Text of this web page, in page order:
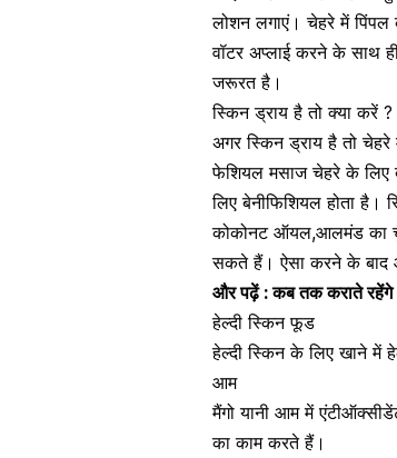
लोशन लगाएं। चेहरे में
वॉटर अप्लाई करने के साथ
जरूरत है।
स्किन ड्राय है तो क्या करें ?
अगर स्किन ड्राय है तो
फेशियल मसाज चेहरे के लिए
लिए बेनीफिशियल होता
कोकोनट ऑयल,आलमंड का
सकते हैं। ऐसा करने के बाद
और पढ़ें :कब तक कराते रहेंगे
हेल्दी स्किन फूड
हेल्दी स्किन के लिए खाने में
आम
मैंगो यानी आम में
का काम करते हैं।